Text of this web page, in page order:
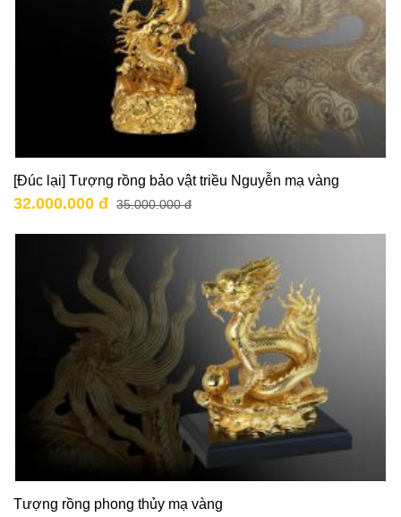
[Đúc lại] Tượng rồng bảo vật triều Nguyễn mạ vàng
32.000.000 đ 35.000.000 đ
Tượng rồng phong thủy mạ vàng